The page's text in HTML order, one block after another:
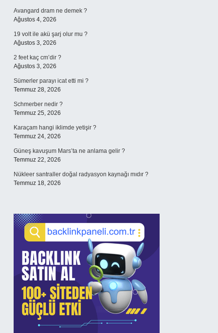
Avangard dram ne demek ?
Ağustos 4, 2026
19 volt ile akü şarj olur mu ?
Ağustos 3, 2026
2 feet kaç cm’dir ?
Ağustos 3, 2026
Sümerler parayı icat etti mi ?
Temmuz 28, 2026
Schmerber nedir ?
Temmuz 25, 2026
Karaçam hangi iklimde yetişir ?
Temmuz 24, 2026
Güneş kavuşum Mars’ta ne anlama gelir ?
Temmuz 22, 2026
Nükleer santraller doğal radyasyon kaynağı mıdır ?
Temmuz 18, 2026